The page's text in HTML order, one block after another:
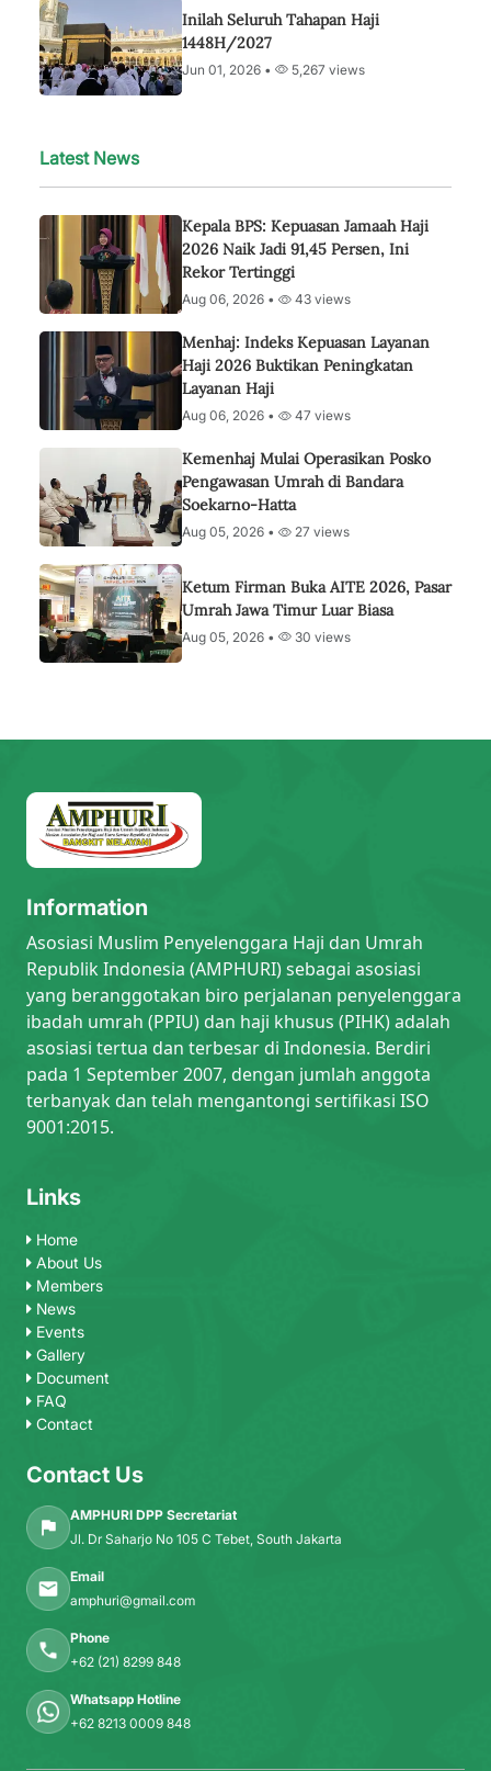
Inilah Seluruh Tahapan Haji
1448H/2027
Jun 01, 2026 • 5,267 views
Latest News
Kepala BPS: Kepuasan Jamaah Haji
2026 Naik Jadi 91,45 Persen, Ini
Rekor Tertinggi
Aug 06, 2026 • 43 views
Menhaj: Indeks Kepuasan Layanan
Haji 2026 Buktikan Peningkatan
Layanan Haji
Aug 06, 2026 • 47 views
Kemenhaj Mulai Operasikan Posko
Pengawasan Umrah di Bandara
Soekarno-Hatta
Aug 05, 2026 • 27 views
Ketum Firman Buka AITE 2026, Pasar
Umrah Jawa Timur Luar Biasa
Aug 05, 2026 • 30 views
Information
Asosiasi Muslim Penyelenggara Haji dan Umrah
Republik Indonesia (AMPHURI) sebagai asosiasi
yang beranggotakan biro perjalanan penyelenggara
ibadah umrah (PPIU) dan haji khusus (PIHK) adalah
asosiasi tertua dan terbesar di Indonesia. Berdiri
pada 1 September 2007, dengan jumlah anggota
terbanyak dan telah mengantongi sertifikasi ISO
9001:2015.
Links
Home
About Us
Members
News
Events
Gallery
Document
FAQ
Contact
Contact Us
AMPHURI DPP Secretariat
Jl. Dr Saharjo No 105 C Tebet, South Jakarta
Email
amphuri@gmail.com
Phone
+62 (21) 8299 848
Whatsapp Hotline
+62 8213 0009 848